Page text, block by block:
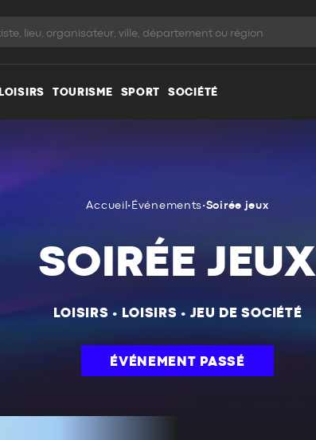
LOISIRS TOURISME SPORT SOCIÉTÉ
Accueil • Événements•Soirée jeux
SOIRÉE JEUX
LOISIRS • LOISIRS • JEU DE SOCIÉTÉ
ÉVÉNEMENT PASSÉ